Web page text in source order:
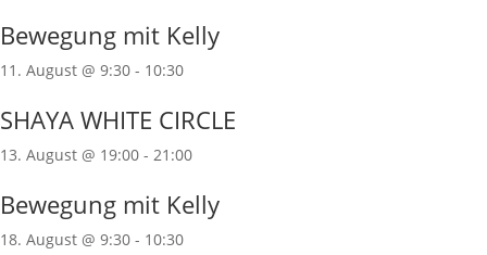
Bewegung mit Kelly
11. August @ 9:30 - 10:30
SHAYA WHITE CIRCLE
13. August @ 19:00 - 21:00
Bewegung mit Kelly
18. August @ 9:30 - 10:30